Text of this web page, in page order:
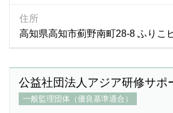
住所
高知県高知市薊野南町28-8 ふりこ
公益社団法人アジア研修サポ
一般監理団体（優良基準適合）